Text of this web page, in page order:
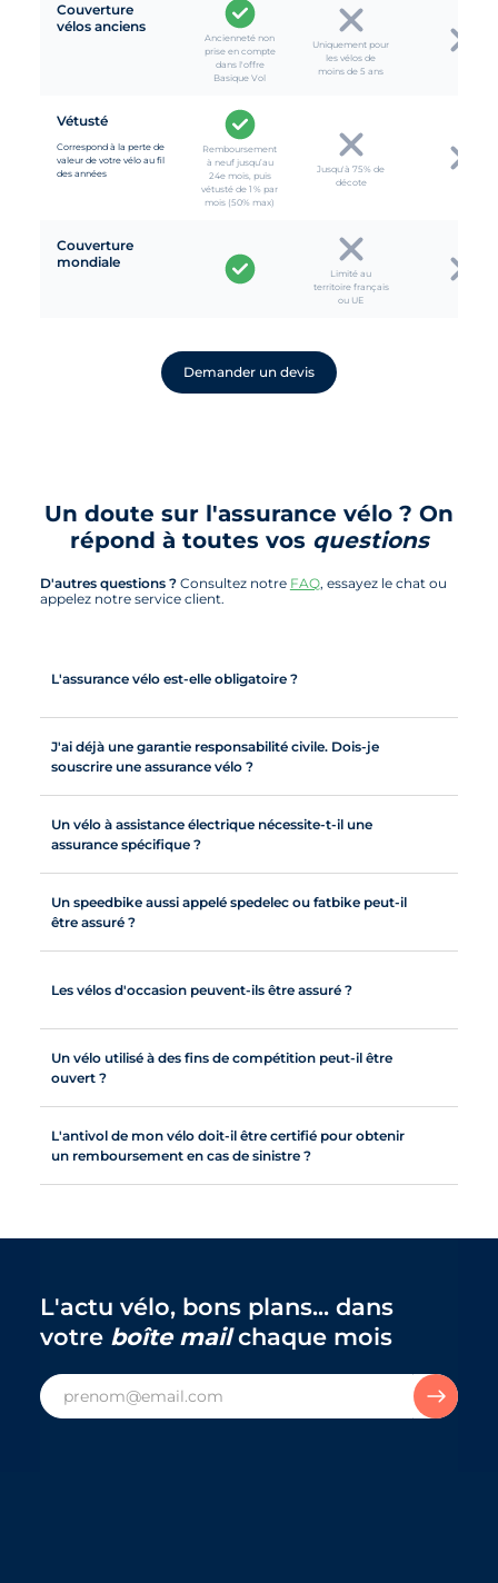
Couverture
vélos anciens
Ancienneté non
prise en compte
dans l'offre
Basique Vol
Uniquement pour
les vélos de
moins de 5 ans
Vétusté
Correspond à la perte de
valeur de votre vélo au fil
des années
Remboursement
à neuf jusqu’au
24e mois, puis
vétusté de 1 % par
mois (50% max)
Jusqu'à 75% de
décote
Couverture
mondiale
Limité au
territoire français
ou UE
Demander un devis
Un doute sur l'assurance vélo ? On
répond à toutes vos questions
D'autres questions ?Consultez notre FAQ, essayez le chat ou
appelez notre service client.
L'assurance vélo est-elle obligatoire ?
J'ai déjà une garantie responsabilité civile. Dois-je
souscrire une assurance vélo ?
Un vélo à assistance électrique nécessite-t-il une
assurance spécifique ?
Un speedbike aussi appelé spedelec ou fatbike peut-il
être assuré ?
Les vélos d'occasion peuvent-ils être assuré ?
Un vélo utilisé à des fins de compétition peut-il être
ouvert ?
L'antivol de mon vélo doit-il être certifié pour obtenir
un remboursement en cas de sinistre ?
L'actu vélo, bons plans... dans
votre boîte mailchaque mois